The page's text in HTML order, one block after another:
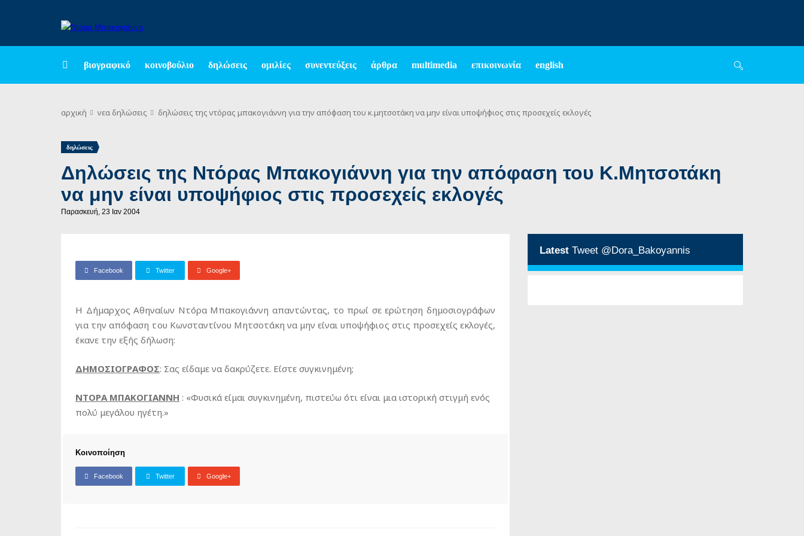
βιογραφικό κοινοβούλιο δηλώσεις ομιλίες συνεντεύξεις άρθρα multimedia επικοινωνία english
αρχική νεα δηλώσεις δηλώσεις της ντόρας μπακογιάννη για την απόφαση του κ.μητσοτάκη να μην είναι υποψήφιος στις προσεχείς εκλογές
δηλώσεις
Δηλώσεις της Ντόρας Μπακογιάννη για την απόφαση του Κ.Μητσοτάκη
να μην είναι υποψήφιος στις προσεχείς εκλογές
Παρασκευή, 23 Ιαν 2004
Facebook Twitter Google+
Η Δήμαρχος Αθηναίων Ντόρα Μπακογιάννη απαντώντας, το πρωί σε ερώτηση δημοσιογράφων
για την απόφαση του Κωνσταντίνου Μητσοτάκη να μην είναι υποψήφιος στις προσεχείς εκλογές,
έκανε την εξής δήλωση:
ΔΗΜΟΣΙΟΓΡΑΦΟΣ: Σας είδαμε να δακρύζετε. Είστε συγκινημένη;
ΝΤΟΡΑ ΜΠΑΚΟΓΙΑΝΝΗ : «Φυσικά είμαι συγκινημένη, πιστεύω ότι είναι μια ιστορική στιγμή ενός
πολύ μεγάλου ηγέτη.»
Κοινοποίηση
Facebook Twitter Google+
Latest Tweet @Dora_Bakoyannis